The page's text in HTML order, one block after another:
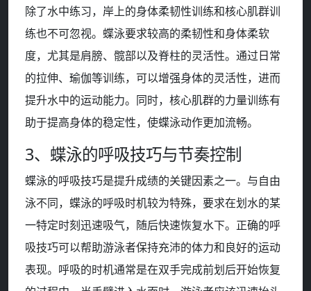
除了水中练习，岸上的身体柔韧性训练和核心肌群训
练也不可忽视。蝶泳要求较高的柔韧性和身体柔软
度，尤其是肩膀、髋部以及脊柱的灵活性。通过日常
的拉伸、瑜伽等训练，可以增强身体的灵活性，进而
提升水中的运动能力。同时，核心肌群的力量训练有
助于提高身体的稳定性，使蝶泳动作更加流畅。
3、蝶泳的呼吸技巧与节奏控制
蝶泳的呼吸技巧是提升成绩的关键因素之一。与自由
泳不同，蝶泳的呼吸时机较为特殊，要求在划水的某
一特定时刻迅速吸气，随后快速恢复水下。正确的呼
吸技巧可以帮助游泳者保持充沛的体力和良好的运动
表现。呼吸的时机通常是在双手完成前划后开始恢复